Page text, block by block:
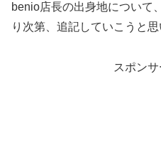
benio店長の出身地について
り次第、追記していこうと思
スポン